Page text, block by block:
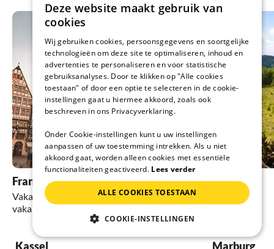
Frankenau
Vakantiehuizen en
vakantiewoningen
Werratal
Vakantiehuizen en
vakantiewoningen
Kassel Marburg
Deze website maakt gebruik van
cookies
Wij gebruiken cookies, persoonsgegevens en soortgelijke
technologieën om deze site te optimaliseren, inhoud en
advertenties te personaliseren en voor statistische
gebruiksanalyses. Door te klikken op "Alle cookies
toestaan" of door een optie te selecteren in de cookie-
instellingen gaat u hiermee akkoord, zoals ook
beschreven in ons Privacyverklaring.
Onder Cookie-instellingen kunt u uw instellingen
aanpassen of uw toestemming intrekken. Als u niet
akkoord gaat, worden alleen cookies met essentiële
functionaliteiten geactiveerd. Lees verder
ALLE COOKIES TOESTAAN
COOKIE-INSTELLINGEN